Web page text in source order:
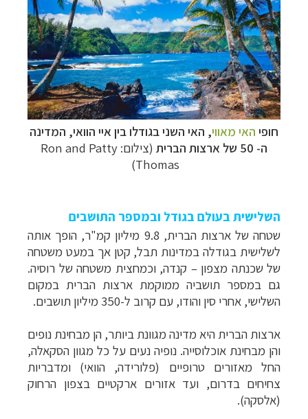
חופי האי מאווי, האי השני בגודלו בין איי הוואי, המדינה
ה- 50 של ארצות הברית
(צילום: Ron and Patty
Thomas)
השלישית בעולם בגודל ובמספר התושבים
שטחה של ארצות הברית, 9.8 מיליון קמ"ר, הופך אותה
לשלישית בגודלה במדינות תבל, קטן אך במעט משטחה
של שכנתה מצפון – קנדה, וכמחצית משטחה של רוסיה.
גם במספר תושביה ממוקמת ארצות הברית במקום
השלישי, אחרי סין והודו, עם קרוב ל-350 מיליון תושבים.
ארצות הברית היא מדינה מגוונת ביותר, הן מבחינת נופים
והן מבחינת אוכלוסייה. נופיה נעים על כל מגוון הסקאלה,
החל מאזורים טרופיים (פלורידה, הוואי) ומדבריות
צחיחים בדרום, ועד אזורים ארקטיים בצפון הרחוק
(אלסקה).